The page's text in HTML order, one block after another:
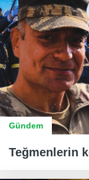
Gündem
Teğmenlerin